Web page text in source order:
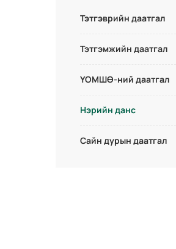
Тэтгэврийн даатгал
Тэтгэмжийн даатгал
ҮОМШӨ-ний даатгал
Нэрийн данс
Сайн дурын даатгал